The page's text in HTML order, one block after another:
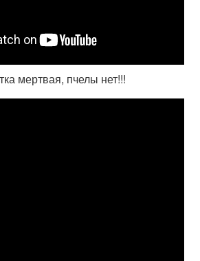
мертвая, пчелы нет!!!